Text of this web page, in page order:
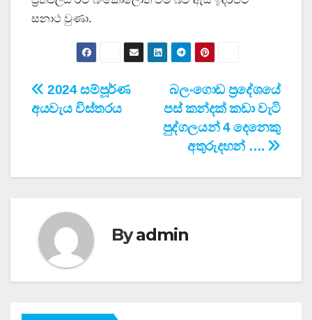
සනාථ වුණා.
Post
navigation
බලංගොඩ ප්‍රදේශයේ
පස් කන්දක් කඩා වැටි
පුද්ගලයන් 4 දෙනෙකු
අතුරුදහන් ….
2024 සම්පූර්ණ
අයවැය විස්තරය
Byadmin